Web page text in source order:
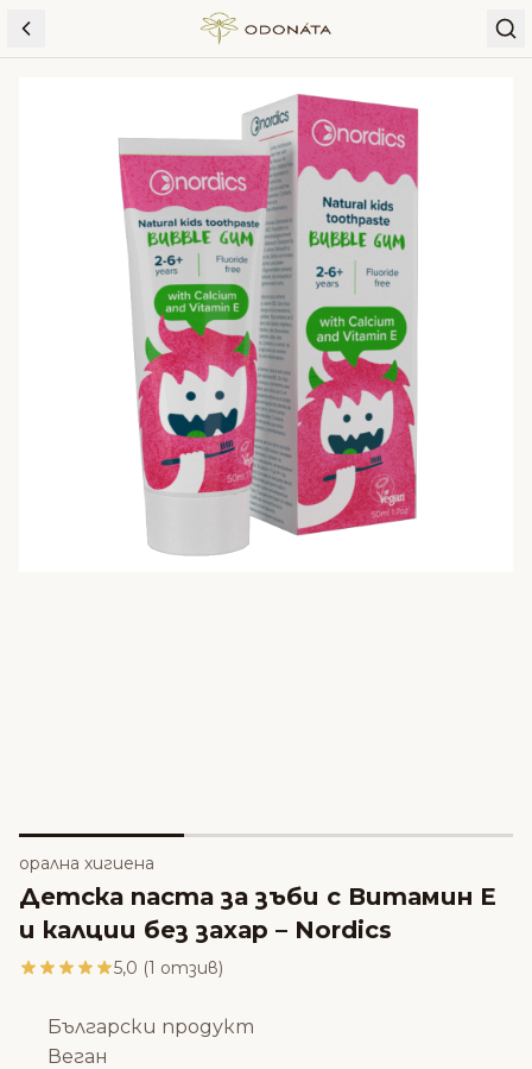
Skip to content
орална хигиена
Детска паста за зъби с Витамин Е
и калции без захар – Nordics
5,0 (1 отзив)
Български продукт
Веган